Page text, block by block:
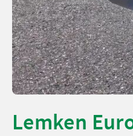
Lemken